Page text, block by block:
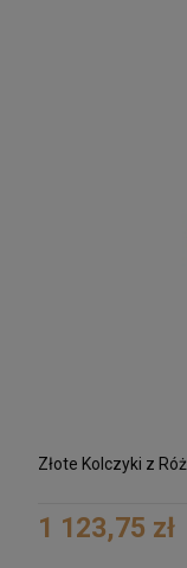
Złote Kolczyki z
1 123,75 zł